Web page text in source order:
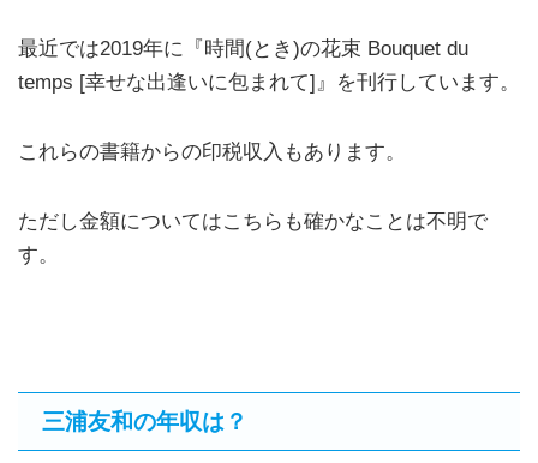
最近では2019年に『時間(とき)の花束 Bouquet du
temps [幸せな出逢いに包まれて]』を刊行しています。
これらの書籍からの印税収入もあります。
ただし金額についてはこちらも確かなことは不明で
す。
三浦友和の年収は？